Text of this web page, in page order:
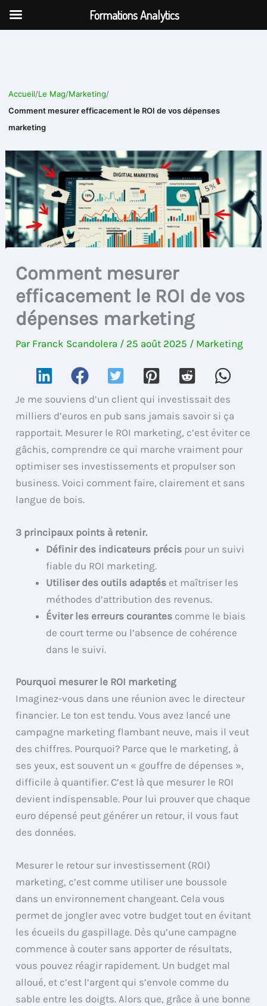
Aller
Accueil/Le Mag/Marketing/
Comment mesurer efficacement le ROI de vos dépenses
marketing
Comment mesurer
efficacement le ROI de vos
dépenses marketing
Par Franck Scandolera / 25 août 2025 / Marketing
Je me souviens d’un client qui investissait des
milliers d’euros en pub sans jamais savoir si ça
rapportait. Mesurer le ROI marketing, c’est éviter ce
gâchis, comprendre ce qui marche vraiment pour
optimiser ses investissements et propulser son
business. Voici comment faire, clairement et sans
langue de bois.
3 principaux points à retenir.
Définir des indicateurs précis pour un suivi
fiable du ROI marketing.
Utiliser des outils adaptés et maîtriser les
méthodes d’attribution des revenus.
Éviter les erreurs courantes comme le biais
de court terme ou l’absence de cohérence
dans le suivi.
Pourquoi mesurer le ROI marketing
Imaginez-vous dans une réunion avec le directeur
financier. Le ton est tendu. Vous avez lancé une
campagne marketing flambant neuve, mais il veut
des chiffres. Pourquoi? Parce que le marketing, à
ses yeux, est souvent un « gouffre de dépenses »,
difficile à quantifier. C’est là que mesurer le ROI
devient indispensable. Pour lui prouver que chaque
euro dépensé peut générer un retour, il vous faut
des données.
Mesurer le retour sur investissement (ROI)
marketing, c’est comme utiliser une boussole
dans un environnement changeant. Cela vous
permet de jongler avec votre budget tout en évitant
les écueils du gaspillage. Dès qu’une campagne
commence à couter sans apporter de résultats,
vous pouvez réagir rapidement. Un budget mal
alloué, et c’est l’argent qui s’envole comme du
sable entre les doigts. Alors que, grâce à une bonne
Formations Analytics